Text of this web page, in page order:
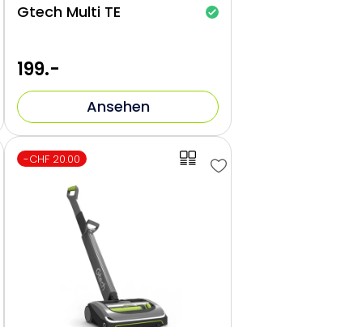
199.-
Gtech Multi TE
Ansehen
-CHF 20.00